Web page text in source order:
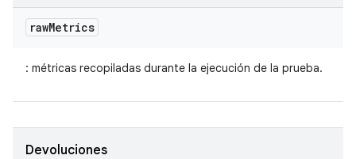
rawMetrics
: métricas recopiladas durante la ejecución de la prueba.
Devoluciones